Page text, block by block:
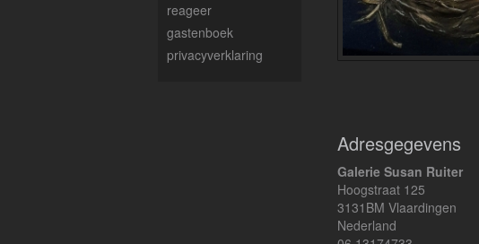
Adresgegevens
Galerie Susan Ruiter
Hoogstraat 125
3131BM Vlaardingen
Nederland
reageer
gastenboek
privacyverklaring